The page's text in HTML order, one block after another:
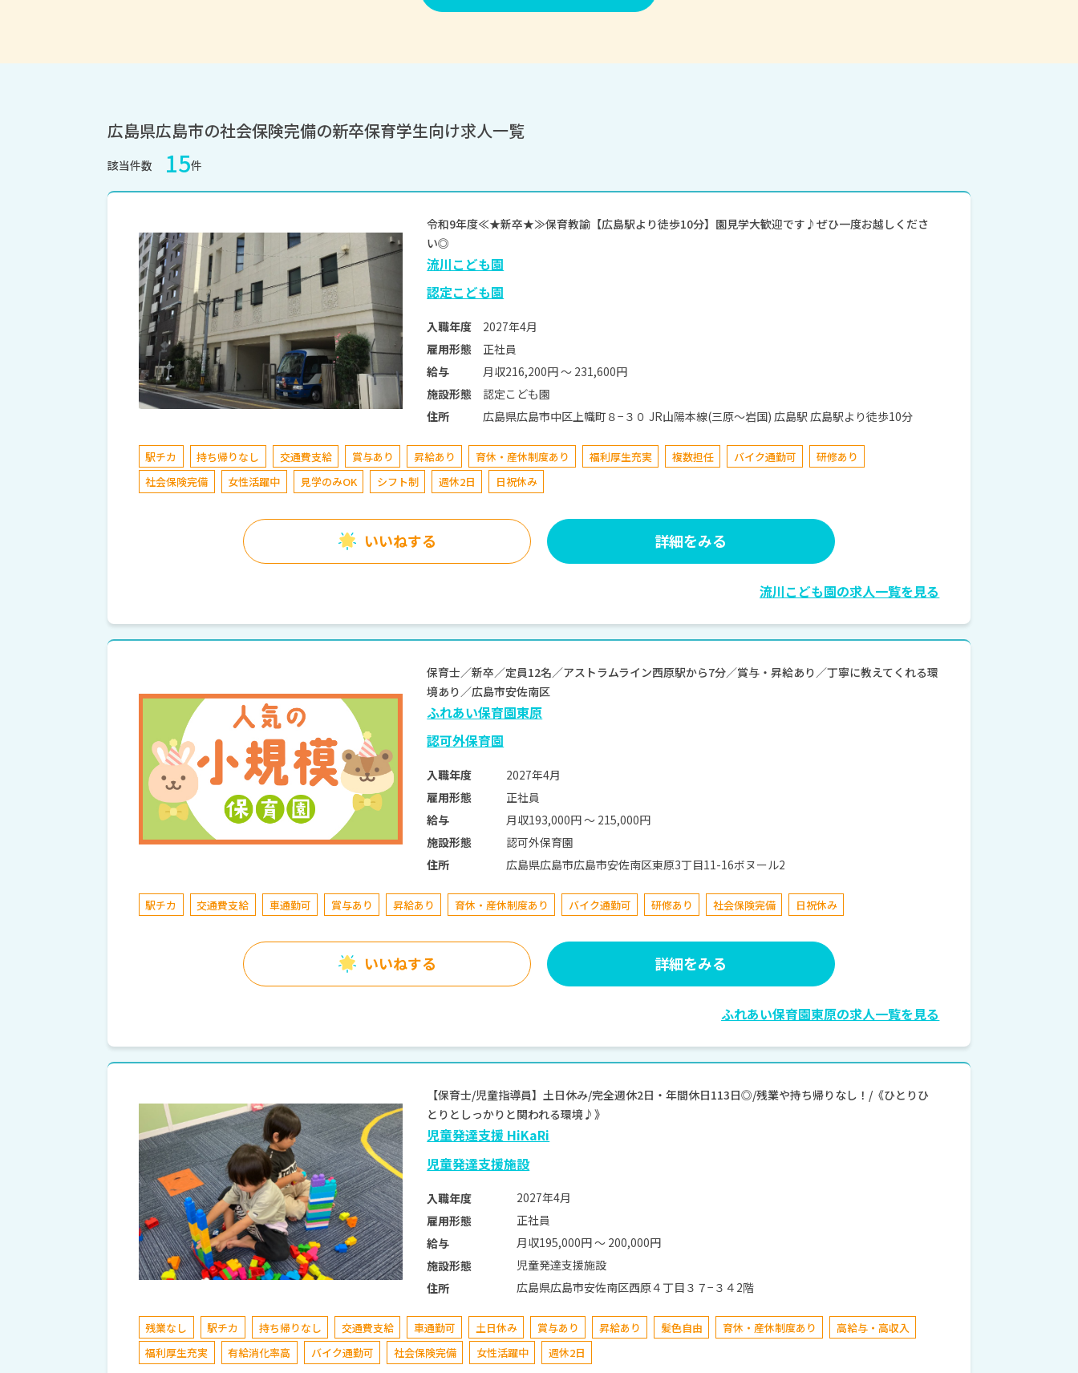
広島県広島市の社会保険完備の新卒保育学生向け求人一覧
該当件数 15件
令和9年度≪★新卒★≫保育教諭【広島駅より徒歩10分】園見学大歓迎です♪ぜひ一度お越しくださ
い◎
流川こども園
認定こども園
入職年度
2027年4月
雇用形態
正社員
給与
月収216,200円 〜 231,600円
施設形態
認定こども園
住所
広島県広島市中区上幟町８−３０ JR山陽本線(三原～岩国) 広島駅 広島駅より徒歩10分
駅チカ 持ち帰りなし 交通費支給 賞与あり 昇給あり 育休・産休制度あり 福利厚生充実 複数担任 バイク通勤可
研修あり
社会保険完備
女性活躍中 見学のみOK シフト制 週休2日 日祝休み
いいねする 詳細をみる
流川こども園の求人一覧を見る
保育士／新卒／定員12名／アストラムライン西原駅から7分／賞与・昇給あり／丁寧に教えてくれる環
境あり／広島市安佐南区
ふれあい保育園東原
認可外保育園
入職年度
2027年4月
雇用形態
正社員
給与
月収193,000円 〜 215,000円
施設形態
認可外保育園
住所
広島県広島市広島市安佐南区東原3丁目11-16ボヌール2
駅チカ 交通費支給 車通勤可 賞与あり 昇給あり 育休・産休制度あり バイク通勤可 研修あり 社会保険完備 日祝休み
いいねする 詳細をみる
ふれあい保育園東原の求人一覧を見る
【保育士/児童指導員】土日休み/完全週休2日・年間休日113日◎/残業や持ち帰りなし！/《ひとりひ
とりとしっかりと関われる環境♪》
児童発達支援 HiKaRi
児童発達支援施設
入職年度
2027年4月
雇用形態
正社員
給与
月収195,000円 〜 200,000円
施設形態
児童発達支援施設
住所
広島県広島市安佐南区西原４丁目３７−３４2階
残業なし 駅チカ 持ち帰りなし 交通費支給 車通勤可 土日休み 賞与あり 昇給あり 髪色自由 育休・産休制度あり
高給与・高収入
福利厚生充実
有給消化率高 バイク通勤可 社会保険完備 女性活躍中 週休2日